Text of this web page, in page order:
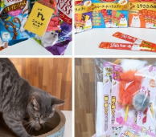
剤
で
巨
大
パ
ン
ツ
を
洗